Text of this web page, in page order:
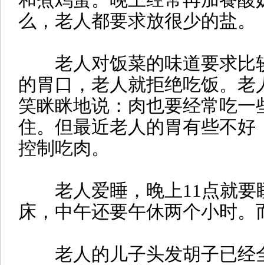
么，老人都要求放很少的盐。
老人对饭菜的味道要求比
的胃口，老人就拒绝吃饭。老
笑眯眯地说：肉也要经常吃一
住。但最近老人的胃有些不好
控制吃肉。
老人爱睡，晚上11点就要
床，中午还要午休两个小时。
老人的儿子头发胡子已经